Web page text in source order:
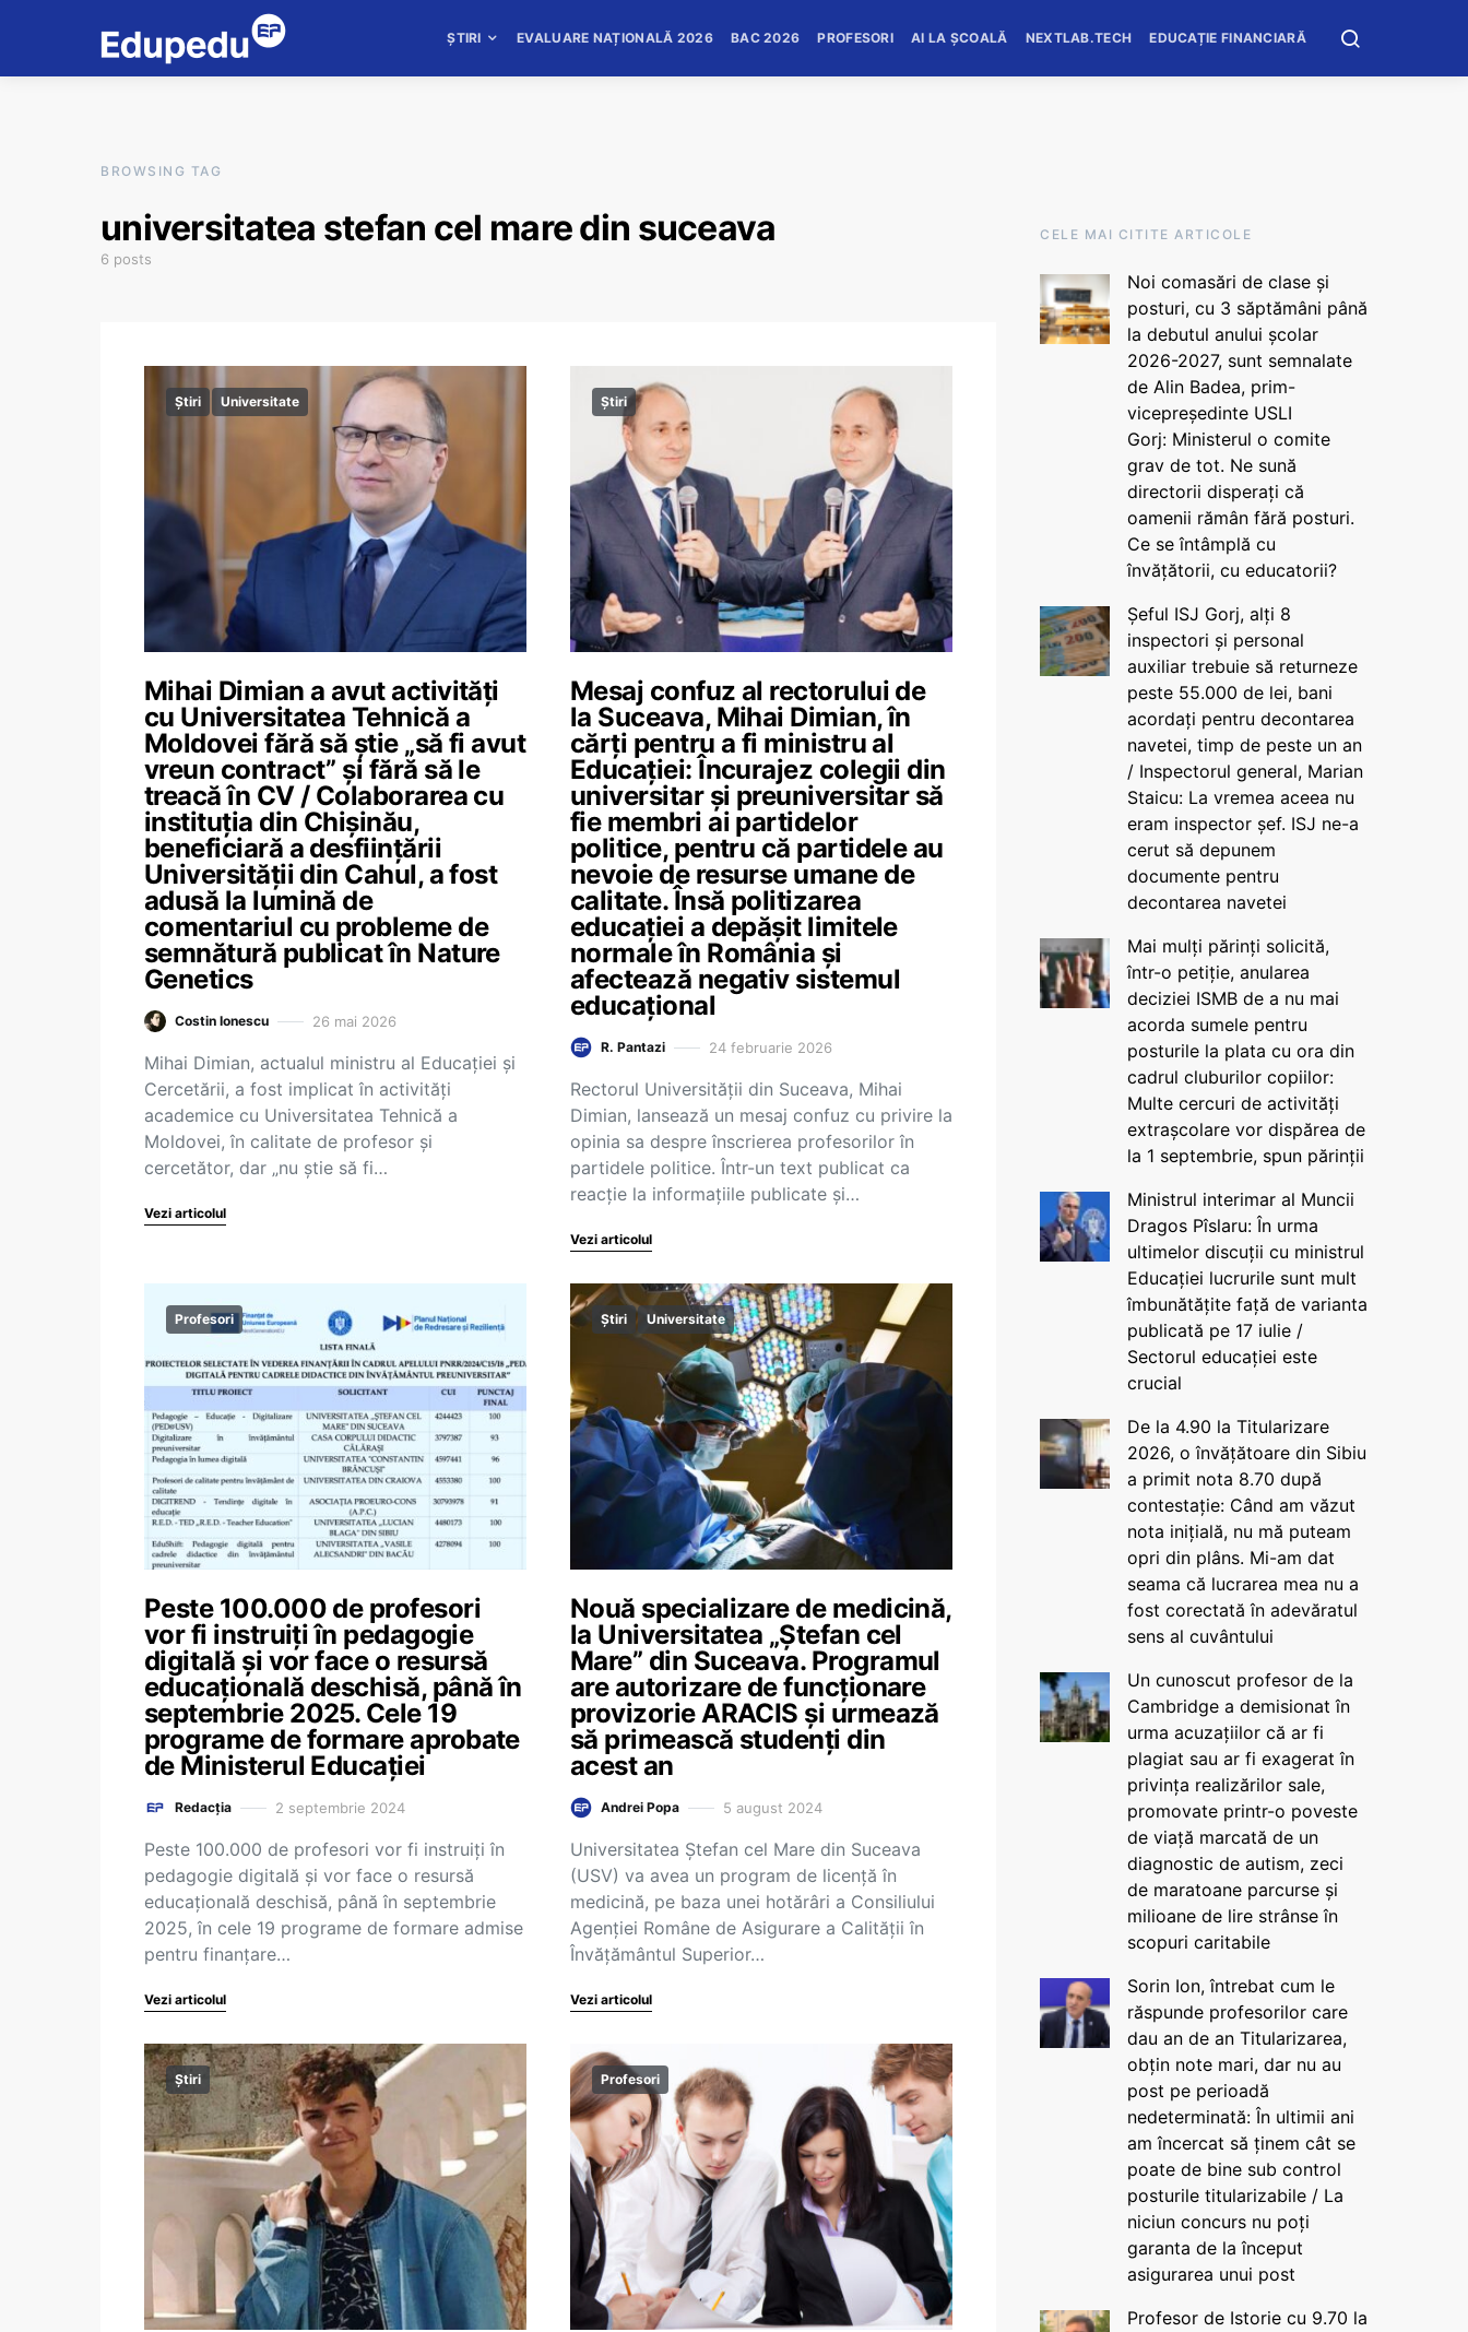
ȘTIRI EVALUARE NAȚIONALĂ 2026 BAC 2026 PROFESORI AI LA ȘCOALĂ NEXTLAB.TECH EDUCAȚIE FINANCIARĂ
BROWSING TAG
universitatea stefan cel mare din suceava
6 posts
Știri Universitate
Mihai Dimian a avut activități
cu Universitatea Tehnică a
Moldovei fără să știe „să fi avut
vreun contract” și fără să le
treacă în CV / Colaborarea cu
instituția din Chișinău,
beneficiară a desființării
Universității din Cahul, a fost
adusă la lumină de
comentariul cu probleme de
semnătură publicat în Nature
Genetics
Costin Ionescu 26 mai 2026
Mihai Dimian, actualul ministru al Educației și
Cercetării, a fost implicat în activități
academice cu Universitatea Tehnică a
Moldovei, în calitate de profesor și
cercetător, dar „nu știe să fi…
Vezi articolul
Știri
Mesaj confuz al rectorului de
la Suceava, Mihai Dimian, în
cărți pentru a fi ministru al
Educației: Încurajez colegii din
universitar şi preuniversitar să
fie membri ai partidelor
politice, pentru că partidele au
nevoie de resurse umane de
calitate. Însă politizarea
educaţiei a depăşit limitele
normale în România și
afectează negativ sistemul
educaţional
R. Pantazi 24 februarie 2026
Rectorul Universității din Suceava, Mihai
Dimian, lansează un mesaj confuz cu privire la
opinia sa despre înscrierea profesorilor în
partidele politice. Într-un text publicat ca
reacție la informațiile publicate și…
Vezi articolul
Profesori
Peste 100.000 de profesori
vor fi instruiți în pedagogie
digitală și vor face o resursă
educațională deschisă, până în
septembrie 2025. Cele 19
programe de formare aprobate
de Ministerul Educației
Redacția 2 septembrie 2024
Peste 100.000 de profesori vor fi instruiți în
pedagogie digitală și vor face o resursă
educațională deschisă, până în septembrie
2025, în cele 19 programe de formare admise
pentru finanțare…
Vezi articolul
Știri Universitate
Nouă specializare de medicină,
la Universitatea „Ștefan cel
Mare” din Suceava. Programul
are autorizare de funcționare
provizorie ARACIS și urmează
să primească studenți din
acest an
Andrei Popa 5 august 2024
Universitatea Ştefan cel Mare din Suceava
(USV) va avea un program de licenţă în
medicină, pe baza unei hotărâri a Consiliului
Agenţiei Române de Asigurare a Calităţii în
Învăţământul Superior…
Vezi articolul
Știri Profesori
CELE MAI CITITE ARTICOLE
Noi comasări de clase și
posturi, cu 3 săptămâni până
la debutul anului școlar
2026-2027, sunt semnalate
de Alin Badea, prim-
vicepreședinte USLI
Gorj: Ministerul o comite
grav de tot. Ne sună
directorii disperați că
oamenii rămân fără posturi.
Ce se întâmplă cu
învățătorii, cu educatorii?
Șeful ISJ Gorj, alți 8
inspectori și personal
auxiliar trebuie să returneze
peste 55.000 de lei, bani
acordați pentru decontarea
navetei, timp de peste un an
/ Inspectorul general, Marian
Staicu: La vremea aceea nu
eram inspector șef. ISJ ne-a
cerut să depunem
documente pentru
decontarea navetei
Mai mulți părinți solicită,
într-o petiție, anularea
deciziei ISMB de a nu mai
acorda sumele pentru
posturile la plata cu ora din
cadrul cluburilor copiilor:
Multe cercuri de activități
extrașcolare vor dispărea de
la 1 septembrie, spun părinții
Ministrul interimar al Muncii
Dragos Pîslaru: În urma
ultimelor discuții cu ministrul
Educației lucrurile sunt mult
îmbunătățite față de varianta
publicată pe 17 iulie /
Sectorul educației este
crucial
De la 4.90 la Titularizare
2026, o învățătoare din Sibiu
a primit nota 8.70 după
contestație: Când am văzut
nota inițială, nu mă puteam
opri din plâns. Mi-am dat
seama că lucrarea mea nu a
fost corectată în adevăratul
sens al cuvântului
Un cunoscut profesor de la
Cambridge a demisionat în
urma acuzațiilor că ar fi
plagiat sau ar fi exagerat în
privința realizărilor sale,
promovate printr-o poveste
de viață marcată de un
diagnostic de autism, zeci
de maratoane parcurse și
milioane de lire strânse în
scopuri caritabile
Sorin Ion, întrebat cum le
răspunde profesorilor care
dau an de an Titularizarea,
obțin note mari, dar nu au
post pe perioadă
nedeterminată: În ultimii ani
am încercat să ținem cât se
poate de bine sub control
posturile titularizabile / La
niciun concurs nu poți
garanta de la început
asigurarea unui post
Profesor de Istorie cu 9.70 la